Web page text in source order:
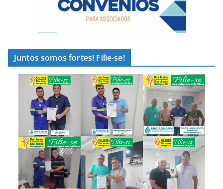
Juntos somos fortes! Filie-se!